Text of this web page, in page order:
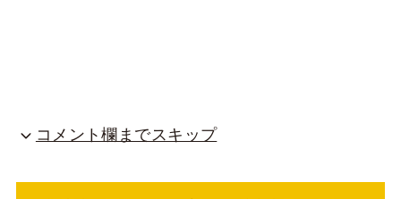
コメント欄までスキップ